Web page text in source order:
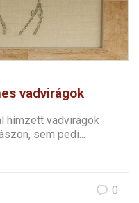
vadvirágok
hímzett vadvirágok
sem pedi...
0